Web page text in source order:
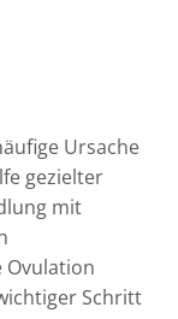
Ursache
gezielter
mit
Ovulation
Schritt